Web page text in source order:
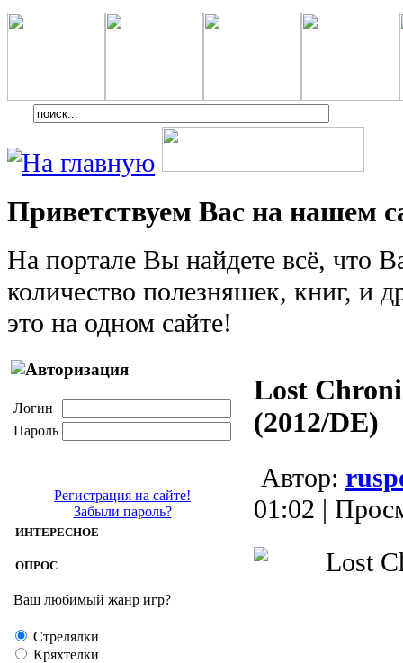
Приветствуем Вас на нашем
На портале Вы найдете всё, что
количество полезняшек, книг, и
это на одном сайте!
Логин
Пароль
Регистрация на сайте!
Забыли пароль?
ИНТЕРЕСНОЕ
ОПРОС
Ваш любимый жанр игр?
Стрелялки
Кряхтелки
Lost
(2012/DE)
Aвтор:
01:02 |